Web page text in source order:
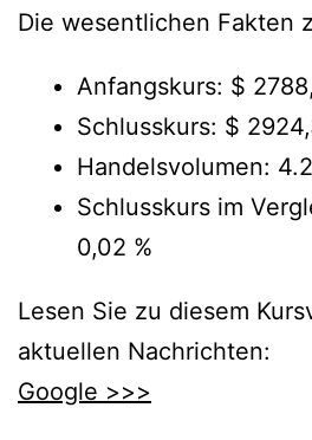
Die wesentlichen Fakten
Anfangskurs: $
Schlusskurs: $
Handelsvolumen:
Schlusskurs im
0,02 %
Lesen Sie zu diesem
aktuellen Nachrichten:
Google >>>